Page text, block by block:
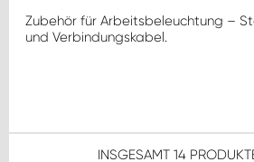
Zubehör für Arbeitsbeleuchtung –
und Verbindungskabel.
INSGESAMT 14